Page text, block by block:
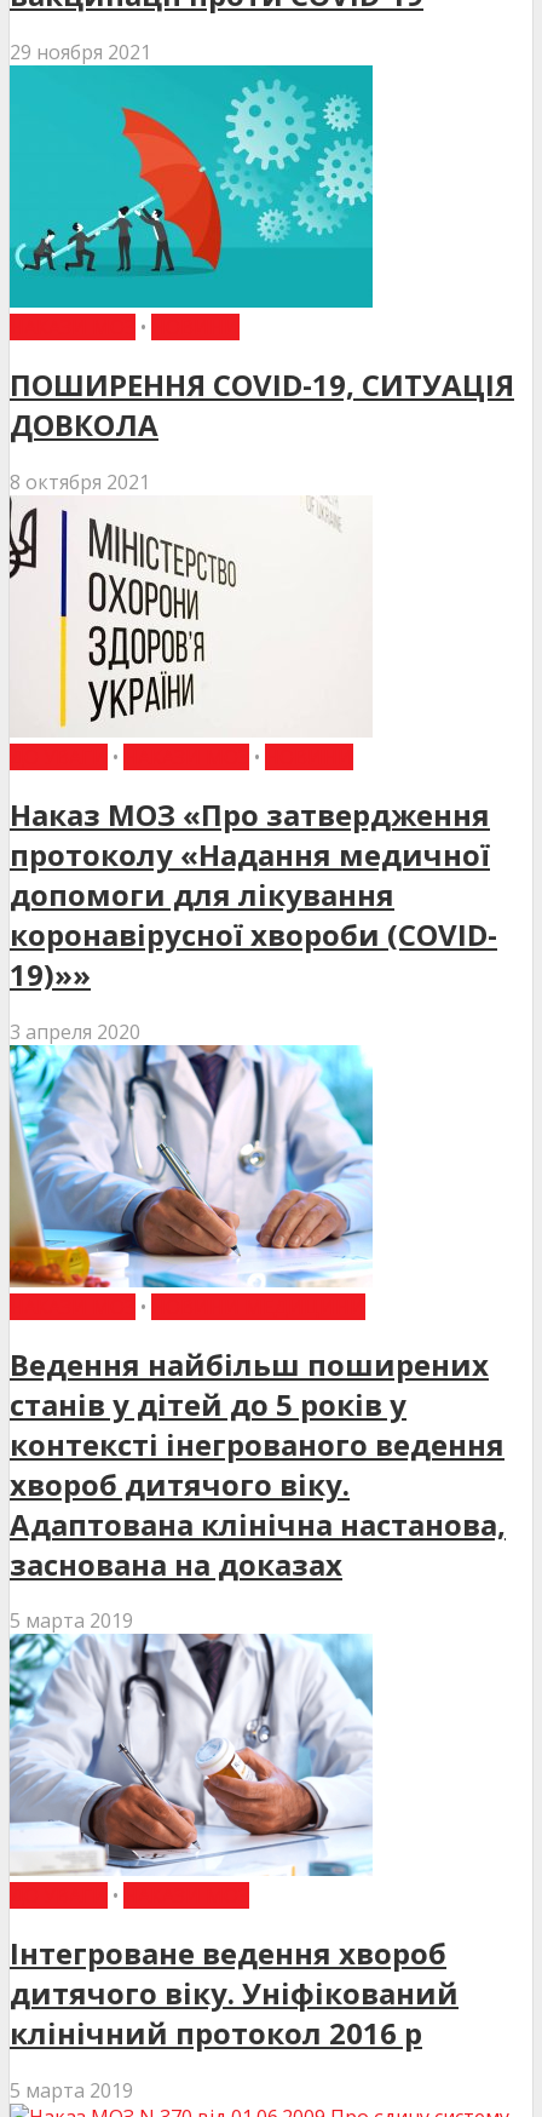
29 ноября 2021
•
ПОШИРЕННЯ COVID-19, СИТУАЦІЯ
ДОВКОЛА
8 октября 2021
• •
Наказ МОЗ «Про затвердження
протоколу «Надання медичної
допомоги для лікування
коронавірусної хвороби (COVID-
19)»»
3 апреля 2020
•
Ведення найбільш поширених
станів у дітей до 5 років у
контексті інегрованого ведення
хвороб дитячого віку.
Адаптована клінічна настанова,
заснована на доказах
5 марта 2019
•
Інтегроване ведення хвороб
дитячого віку. Уніфікований
клінічний протокол 2016 р
5 марта 2019